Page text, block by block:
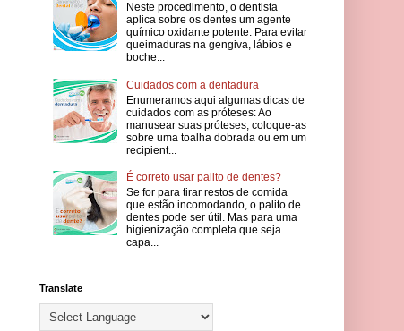
Neste procedimento, o dentista
aplica sobre os dentes um agente
químico oxidante potente. Para evitar
queimaduras na gengiva, lábios e
boche...
Cuidados com a dentadura
Enumeramos aqui algumas dicas de
cuidados com as próteses: Ao
manusear suas próteses, coloque-as
sobre uma toalha dobrada ou em um
recipient...
É correto usar palito de dentes?
Se for para tirar restos de comida
que estão incomodando, o palito de
dentes pode ser útil. Mas para uma
higienização completa que seja
capa...
Translate